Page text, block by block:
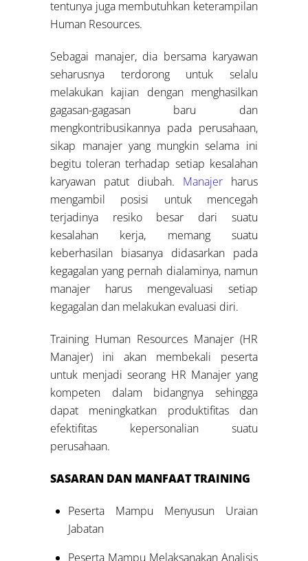
tentunya juga membutuhkan keterampilan
Human Resources.
Sebagai manajer, dia bersama karyawan
seharusnya terdorong untuk selalu
melakukan kajian dengan menghasilkan
gagasan-gagasan baru dan
mengkontribusikannya pada perusahaan,
sikap manajer yang mungkin selama ini
begitu toleran terhadap setiap kesalahan
karyawan patut diubah. Manajerharus
mengambil posisi untuk mencegah
terjadinya resiko besar dari suatu
kesalahan kerja, memang suatu
keberhasilan biasanya didasarkan pada
kegagalan yang pernah dialaminya, namun
manajer harus mengevaluasi setiap
kegagalan dan melakukan evaluasi diri.
Training Human Resources Manajer (HR
Manajer) ini akan membekali peserta
untuk menjadi seorang HR Manajer yang
kompeten dalam bidangnya sehingga
dapat meningkatkan produktifitas dan
efektifitas kepersonalian suatu
perusahaan.
SASARAN DAN MANFAATTRAINING
Peserta Mampu Menyusun Uraian
Jabatan
Peserta Mampu Melaksanakan Analisis